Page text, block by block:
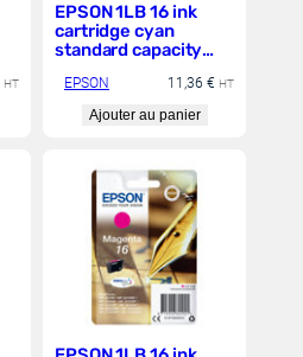
HT
EPSON 1LB 16 ink
cartridge cyan
standard capacity
pack blister without
alarm
EPSON 11,36 € HT
Ajouter au panier